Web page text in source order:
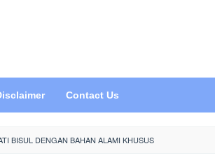
Contact Us
BISUL DENGAN BAHAN ALAMI KHUSUS